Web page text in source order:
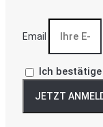
Email
Ich
JETZT